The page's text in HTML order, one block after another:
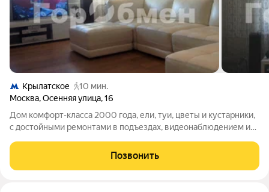
Крылатское
10 мин.
Москва,Осенняя улица,16
Дом комфорт-класса 2000 года, ели, туи, цветы и кустарники,
с достойными ремонтами в подъездах, видеонаблюдением и
мягкими покрытиями. Квартира с шикарными видами на запад -
панорама горизонт
Позвонить